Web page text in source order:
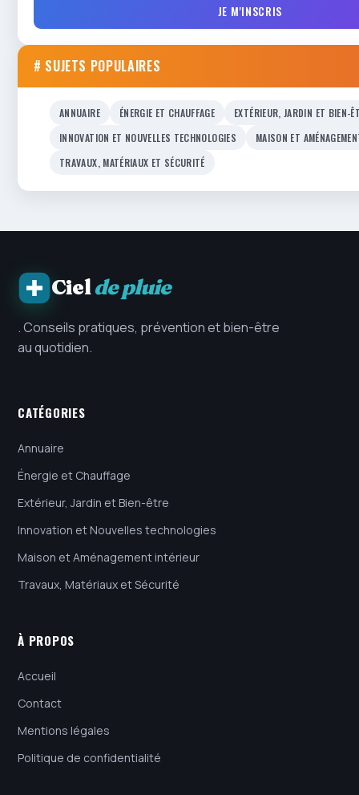
JE M'INSCRIS
# SUJETS POPULAIRES
ANNUAIRE ÉNERGIE ET CHAUFFAGE
EXTÉRIEUR, JARDIN ET BIEN-
INNOVATION ET NOUVELLES TECHNOLOGIES
MAISON ET
TRAVAUX, MATÉRIAUX ET SÉCURITÉ
Cielde pluie
. Conseils pratiques, prévention et bien-être
au quotidien.
CATÉGORIES
Annuaire
Énergie et Chauffage
Extérieur, Jardin et Bien-être
Innovation et Nouvelles technologies
Maison et Aménagement intérieur
Travaux, Matériaux et Sécurité
À PROPOS
Accueil
Contact
Mentions légales
Politique de confidentialité